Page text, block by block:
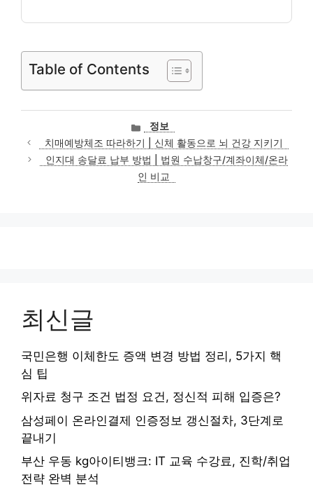
Table of Contents
카
테
고
리
정보
치매예방체조 따라하기 | 신체 활동으로 뇌 건강 지키기
인지대 송달료 납부 방법 | 법원 수납창구/계좌이체/온라
인 비교
최신글
국민은행 이체한도 증액 변경 방법 정리, 5가지 핵
심 팁
위자료 청구 조건 법정 요건, 정신적 피해 입증은?
삼성페이 온라인결제 인증정보 갱신절차, 3단계로
끝내기
부산 우동 kg아이티뱅크: IT 교육 수강료, 진학/취업
전략 완벽 분석